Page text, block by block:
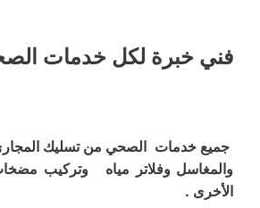
فني خبرة لكل خدمات
جميع خدمات الصحي من تسليك
والمغاسل وفلاتر مياه وتركيب
الأخرى .